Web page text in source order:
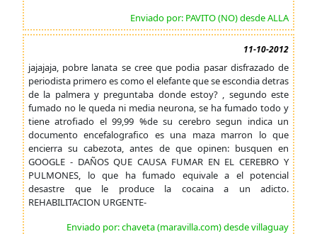
Enviado por: PAVITO (NO) desde ALLA
11-10-2012
jajajaja, pobre lanata se cree que podia pasar disfrazado de
periodista primero es como el elefante que se escondia detras
de la palmera y preguntaba donde estoy? , segundo este
fumado no le queda ni media neurona, se ha fumado todo y
tiene atrofiado el 99,99 %de su cerebro segun indica un
documento encefalografico es una maza marron lo que
encierra su cabezota, antes de que opinen: busquen en
GOOGLE - DAÑOS QUE CAUSA FUMAR EN EL CEREBRO Y
PULMONES, lo que ha fumado equivale a el potencial
desastre que le produce la cocaina a un adicto.
REHABILITACION URGENTE-
Enviado por: chaveta (maravilla.com) desde villaguay